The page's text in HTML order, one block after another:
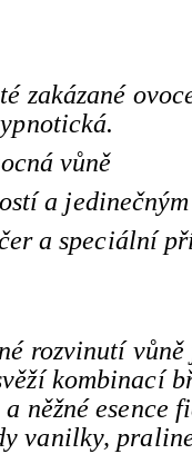
zakázané
vůně
a
a speciální
rozvinutí
kombinací
něžné esence
vanilky,